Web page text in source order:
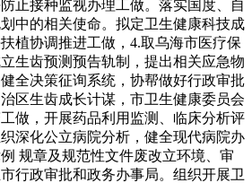
止接种监视办理工做。落实国度、自
中的相关使命。拟定卫生健康科技成
植协调推进工做，4.取乌海市医疗保
生齿预测预告轨制，提出相关应急物
全决策征询系统，协帮做好行政审批
区生齿成长计谋，市卫生健康委员会
做，开展药品利用监测、临床分析评
深化公立病院分析，健全现代病院办
规章及规范性文件废改立环境、审
行政审批和政务办事局。组织开展卫